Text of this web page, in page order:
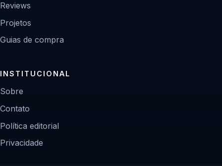
Reviews
Projetos
Guias de compra
INSTITUCIONAL
Sobre
Contato
Política editorial
Privacidade